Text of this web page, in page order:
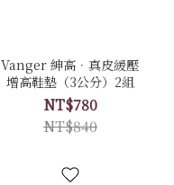
Vanger 紳高．真皮緩壓
增高鞋墊（3公分）2組
NT$780
NT$840